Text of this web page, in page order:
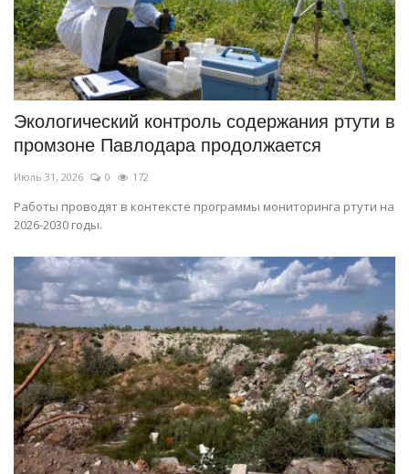
Экологический контроль содержания ртути в
промзоне Павлодара продолжается
Июль 31, 2026 0 172
Работы проводят в контексте программы мониторинга ртути на
2026-2030 годы.